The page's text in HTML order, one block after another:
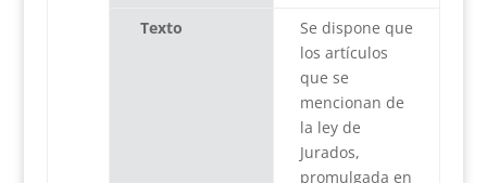
Texto
Se dispone que
los artículos
que se
mencionan de
la ley de
Jurados,
promulgada en